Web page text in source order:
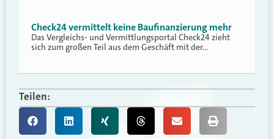
Check24 vermittelt keine Baufinanzierung mehr
Das Vergleichs- und Vermittlungsportal Check24 zieht
sich zum großen Teil aus dem Geschäft mit der…
Teilen: